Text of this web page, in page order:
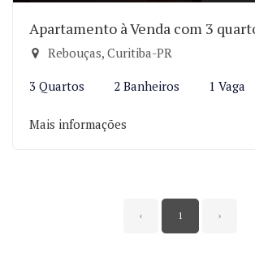
Apartamento à Venda com 3
Rebouças, Curitiba-PR
3 Quartos 2 Banheiros 1 Vaga
Mais informações
‹ 1 ›